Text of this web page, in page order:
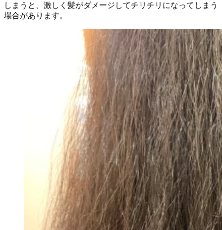
しまうと、激しく髪がダメージしてチリチリになってしまう
場合があります。